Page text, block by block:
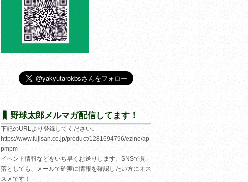
野球太郎メルマガ配信してます！
下記のURLより登録してください。
https://www.fujisan.co.jp/product/1281694796/ezine/ap-
pmpm
イベント情報などをいち早くお送りします。SNSで見
落としても、メールで確実に情報を確認したい方にオス
スメです！